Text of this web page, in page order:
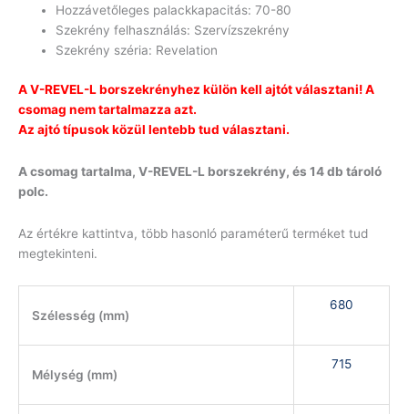
Hozzávetőleges palackkapacitás: 70-80
Szekrény felhasználás: Szervízszekrény
Szekrény széria: Revelation
A V-REVEL-L borszekrényhez külön kell ajtót választani! A
csomag nem tartalmazza azt.
Az ajtó típusok közül lentebb tud választani.
A csomag tartalma, V-REVEL-L borszekrény, és 14 db tároló
polc.
Az értékre kattintva, több hasonló paraméterű terméket tud
megtekinteni.
Szélesség (mm)
680
Mélység (mm)
715